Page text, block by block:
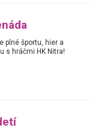
plné športu, hier a
s hráčmi HK Nitra!